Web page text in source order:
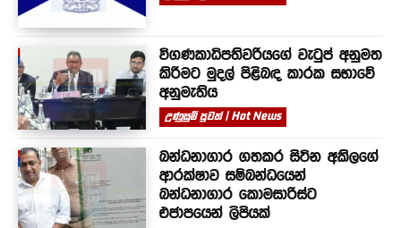
විගණකාධිපතිවරියගේ වැටුප් අනුමත
කිරීමට මුදල් පිළිබඳ කාරක සභාවේ
අනුමැතිය
උණුසුම් පුවත් | Hot News
බන්ධනාගාර ගතකර සිටින අකිලගේ
ආරක්ෂාව සම්බන්ධයෙන්
බන්ධනාගාර කොමසාරිස්ට
එජාපයෙන් ලිපියක්